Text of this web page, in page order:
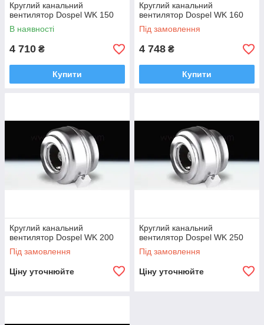
Круглий канальний
вентилятор Dospel WK 150
В наявності
4 710 ₴
Купити
Круглий канальний
вентилятор Dospel WK 160
Під замовлення
4 748 ₴
Купити
Круглий канальний
вентилятор Dospel WK 200
Під замовлення
Ціну уточнюйте
Круглий канальний
вентилятор Dospel WK 250
Під замовлення
Ціну уточнюйте